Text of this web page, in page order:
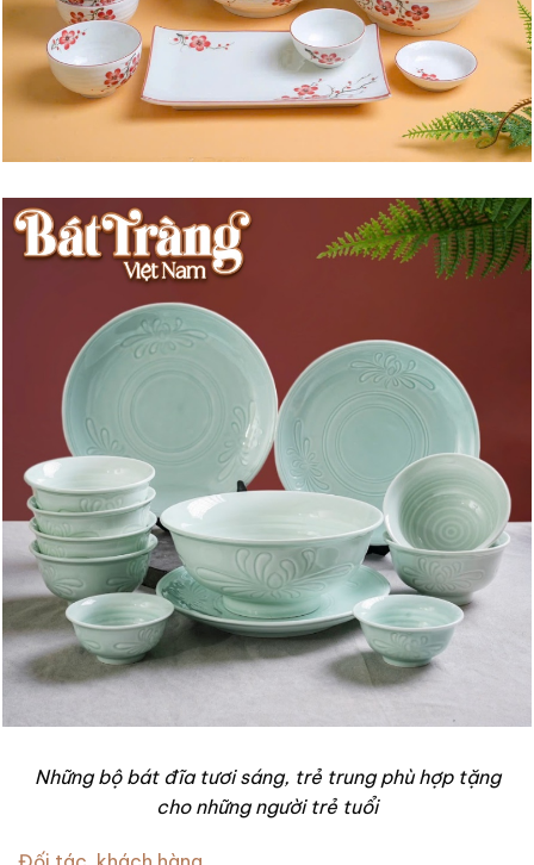
Những bộ bát đĩa tươi sáng, trẻ trung phù hợp tặng
cho những người trẻ tuổi